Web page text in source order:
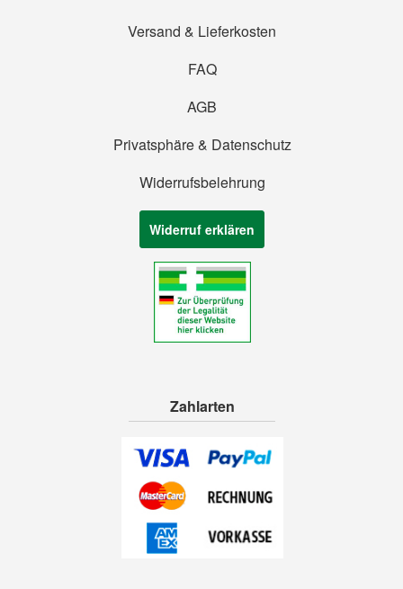
Versand & Lieferkosten
FAQ
AGB
Privatsphäre & Datenschutz
Widerrufsbelehrung
Widerruf erklären
Zahlarten